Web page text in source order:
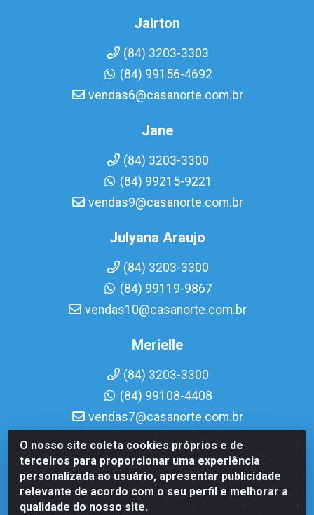
O nosso site coleta cookies próprios e de
terceiros para proporcionar uma experiência
personalizada ao usuário, apresentar publicidade
relevante de acordo com o seu perfil e melhorar a
qualidade do nosso site.
Jairton
(84) 3203-3303
(84) 99156-4692
vendas6@casanorte.com.br
Jane
(84) 3203-3300
(84) 99215-9221
vendas9@casanorte.com.br
Julyana Araujo
(84) 3203-3300
(84) 99119-9867
vendas10@casanorte.com.br
Merielle
(84) 3203-3300
(84) 99108-4408
vendas7@casanorte.com.br
Casa Norte LTDA - Av. Interventor Mário Câmara, 1815 -
Dix-Sept Rosado, Natal/RN - CEP 59054-600 - CNPJ
08.713.513/0001-51